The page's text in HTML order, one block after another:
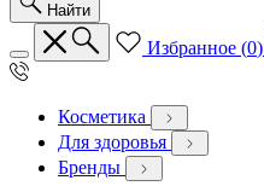
Найти
Избранное (0)
Косметика
Для здоровья
Бренды